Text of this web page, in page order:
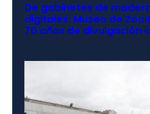
De gabinetes de
digitales: Museo de
70 años de divulgación